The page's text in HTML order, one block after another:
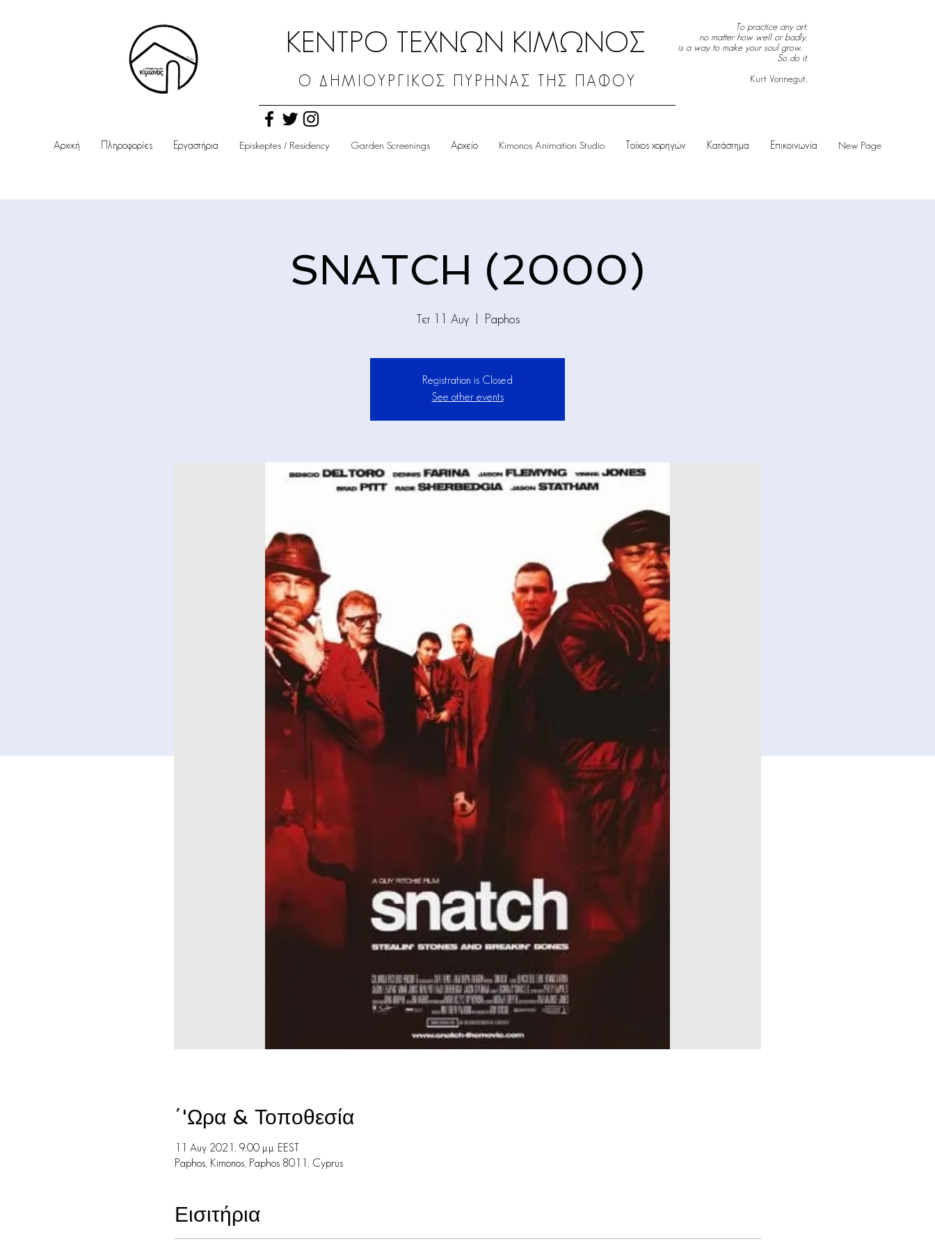
ΚΕΝΤΡΟ ΤΕΧΝΩΝ ΚΙΜΩΝΟΣ
To practice any art,
no matter how well or badly,
is a way to make your soul grow.
So do it.
Kurt Vonnegut,
Ο ΔΗΜΙΟΥΡΓΙΚΟΣ ΠΥΡΗΝΑΣ ΤΗΣ ΠΑΦΟΥ
Αρχική Πληροφορίες Εργαστήρια Episkeptes / Residency Garden Screenings Αρχείο Kimonos Animation Studio Τοίχος χορηγών Κατάστημα Επικοινωνία New Page
SNATCH (2000)
Τετ 11 Αυγ
  |
Paphos
Registration is Closed
See other events
΄'Ωρα & Τοποθεσία
11 Αυγ 2021, 9:00 μ.μ. EEST
Paphos, Kimonos, Paphos 8011, Cyprus
Εισιτήρια